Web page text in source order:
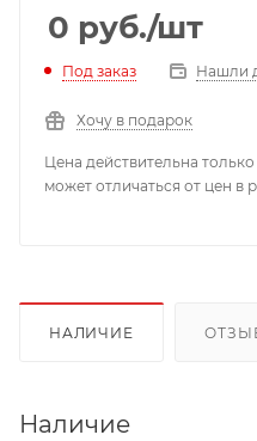
0 руб./шт
Под заказ Нашли
Хочу в подарок
Цена действительна
может отличаться от цен в
НАЛИЧИЕ
Наличие